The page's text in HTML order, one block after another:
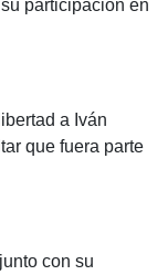
participación en
a Iván
que fuera parte
con su